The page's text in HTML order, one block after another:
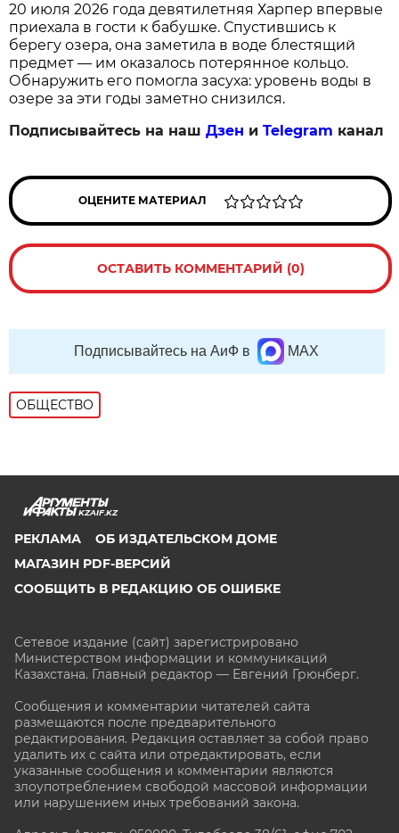
20 июля 2026 года девятилетняя Харпер впервые
приехала в гости к бабушке. Спустившись к
берегу озера, она заметила в воде блестящий
предмет — им оказалось потерянное кольцо.
Обнаружить его помогла засуха: уровень воды в
озере за эти годы заметно снизился.
Подписывайтесь на нашДзен иTelegram канал
ОЦЕНИТЕ МАТЕРИАЛ
ОСТАВИТЬ КОММЕНТАРИЙ (0)
Подписывайтесь на АиФ в MAX
ОБЩЕСТВО
KZAIF.KZ
РЕКЛАМА
ОБ ИЗДАТЕЛЬСКОМ ДОМЕ
МАГАЗИН PDF-ВЕРСИЙ
СООБЩИТЬ В РЕДАКЦИЮ ОБ ОШИБКЕ
Сетевое издание (сайт) зарегистрировано
Министерством информации и коммуникаций
Казахстана. Главный редактор — Евгений Грюнберг.
Сообщения и комментарии читателей сайта
размещаются после предварительного
редактирования. Редакция оставляет за собой право
удалить их с сайта или отредактировать, если
указанные сообщения и комментарии являются
злоупотреблением свободой массовой информации
или нарушением иных требований закона.